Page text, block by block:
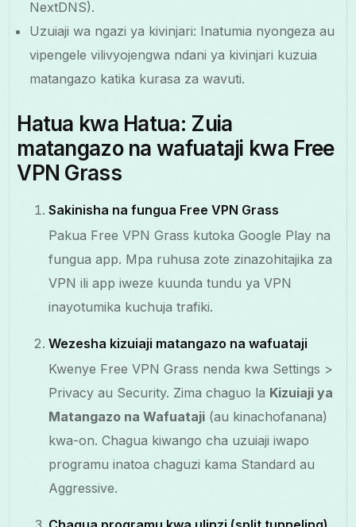
NextDNS).
Uzuiaji wa ngazi ya kivinjari: Inatumia nyongeza au
vipengele vilivyojengwa ndani ya kivinjari kuzuia
matangazo katika kurasa za wavuti.
Hatua kwa Hatua: Zuia
matangazo na wafuataji kwa Free
VPN Grass
Sakinisha na fungua Free VPN Grass
Pakua Free VPN Grass kutoka Google Play na
fungua app. Mpa ruhusa zote zinazohitajika za
VPN ili app iweze kuunda tundu ya VPN
inayotumika kuchuja trafiki.
Wezesha kizuiaji matangazo na wafuataji
Kwenye Free VPN Grass nenda kwa Settings >
Privacy au Security. Zima chaguo la Kizuiaji ya
Matangazo na Wafuataji (au kinachofanana)
kwa-on. Chagua kiwango cha uzuiaji iwapo
programu inatoa chaguzi kama Standard au
Aggressive.